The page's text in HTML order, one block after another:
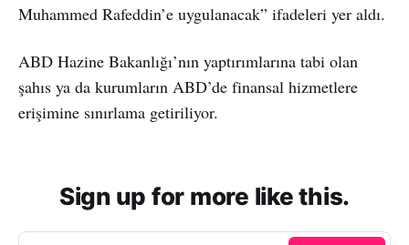
Muhammed Rafeddin’e uygulanacak” ifadeleri yer aldı.
ABD Hazine Bakanlığı’nın yaptırımlarına tabi olan
şahıs ya da kurumların ABD’de finansal hizmetlere
erişimine sınırlama getiriliyor.
Sign up for more like this.